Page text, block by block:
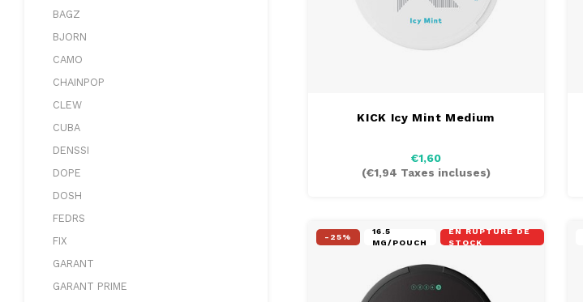
BAGZ
BJORN
CAMO
CHAINPOP
CLEW
CUBA
DENSSI
DOPE
DOSH
FEDRS
FIX
GARANT
GARANT PRIME
KICK Icy Mint Medium
€1,60
(€1,94 Taxes incluses)
-25%
16.5
MG/POUCH
EN RUPTURE DE
STOCK